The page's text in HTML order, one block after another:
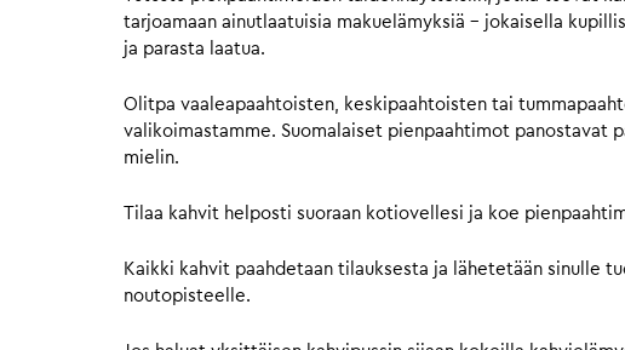
tarjoamaan ainutlaatuisia makuelämyksiä – jokaisella
ja parasta laatua.
Olitpa vaaleapaahtoisten, keskipaahtoisten tai
valikoimastamme. Suomalaiset pienpaahtimot
mielin.
Tilaa kahvit helposti suoraan kotiovellesi ja koe
Kaikki kahvit paahdetaan tilauksesta ja lähetetään sinulle
noutopisteelle.